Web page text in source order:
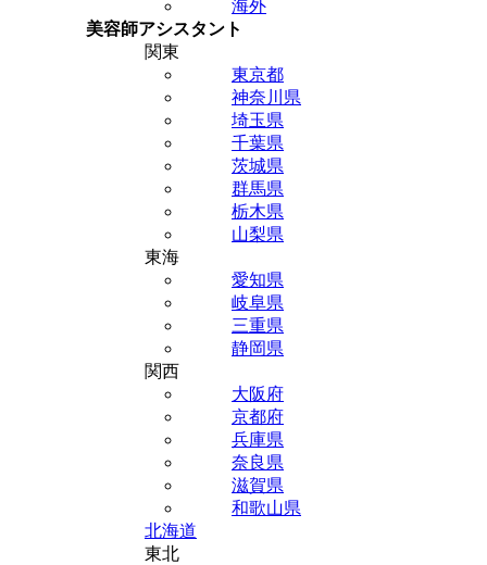
海外
美容師アシスタント
関東
東京都
神奈川県
埼玉県
千葉県
茨城県
群馬県
栃木県
山梨県
東海
愛知県
岐阜県
三重県
静岡県
関西
大阪府
京都府
兵庫県
奈良県
滋賀県
和歌山県
北海道
東北